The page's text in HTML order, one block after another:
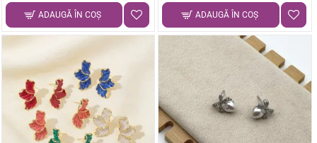
ADAUGĂ ÎN COŞ ADAUGĂ ÎN COŞ